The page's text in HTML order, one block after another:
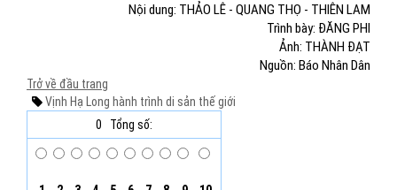
Nội dung: THẢO LÊ - QUANG THỌ - THIÊN LAM
Trình bày: ĐĂNG PHI
Ảnh: THÀNH ĐẠT
Nguồn: Báo Nhân Dân
Trở về đầu trang
Vịnh Hạ Long hành trình di sản thế giới
0
Tổng số: